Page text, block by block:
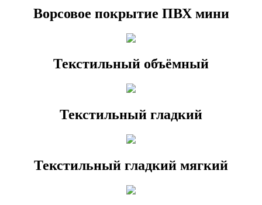
Ворсовое покрытие ПВХ мини
Текстильный объёмный
Текстильный гладкий
Текстильный гладкий мягкий